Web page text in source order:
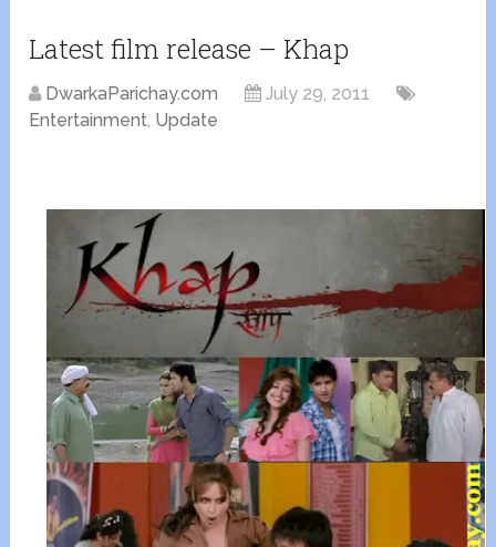
Latest film release – Khap
DwarkaParichay.com
July 29, 2011
Entertainment, Update